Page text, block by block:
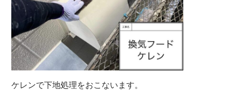
ケレンで下地処理をおこないます。